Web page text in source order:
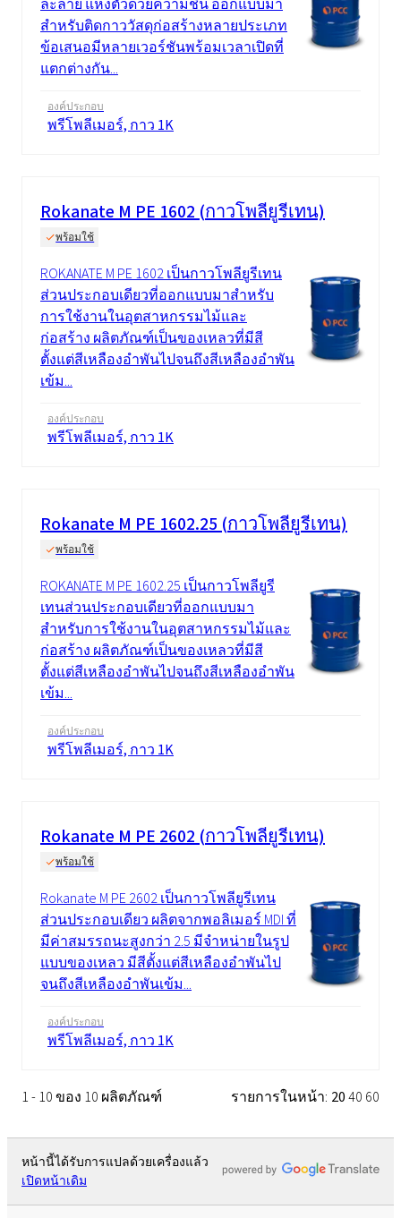
ละลาย แห้งตัวด้วยความชื้น ออกแบบมา
สำหรับติดกาววัสดุก่อสร้างหลายประเภท
ข้อเสนอมีหลายเวอร์ชันพร้อมเวลาเปิดที่
แตกต่างกัน...
องค์ประกอบ
พรีโพลีเมอร์, กาว 1K
Rokanate M PE 1602 (กาวโพลียูรีเทน)
พร้อมใช้
ROKANATE M PE 1602 เป็นกาวโพลียูรีเทน
ส่วนประกอบเดียวที่ออกแบบมาสำหรับ
การใช้งานในอุตสาหกรรมไม้และ
ก่อสร้าง ผลิตภัณฑ์เป็นของเหลวที่มีสี
ตั้งแต่สีเหลืองอำพันไปจนถึงสีเหลืองอำพัน
เข้ม...
องค์ประกอบ
พรีโพลีเมอร์, กาว 1K
Rokanate M PE 1602.25 (กาวโพลียูรีเทน)
พร้อมใช้
ROKANATE M PE 1602.25 เป็นกาวโพลียูรี
เทนส่วนประกอบเดียวที่ออกแบบมา
สำหรับการใช้งานในอุตสาหกรรมไม้และ
ก่อสร้าง ผลิตภัณฑ์เป็นของเหลวที่มีสี
ตั้งแต่สีเหลืองอำพันไปจนถึงสีเหลืองอำพัน
เข้ม...
องค์ประกอบ
พรีโพลีเมอร์, กาว 1K
Rokanate M PE 2602 (กาวโพลียูรีเทน)
พร้อมใช้
Rokanate M PE 2602 เป็นกาวโพลียูรีเทน
ส่วนประกอบเดียว ผลิตจากพอลิเมอร์ MDI ที่
มีค่าสมรรถนะสูงกว่า 2.5 มีจำหน่ายในรูป
แบบของเหลว มีสีตั้งแต่สีเหลืองอำพันไป
จนถึงสีเหลืองอำพันเข้ม...
องค์ประกอบ
พรีโพลีเมอร์, กาว 1K
1 - 10 ของ 10 ผลิตภัณฑ์ รายการในหน้า: 2040 60
หน้านี้ได้รับการแปลด้วยเครื่องแล้ว
เปิดหน้าเดิม